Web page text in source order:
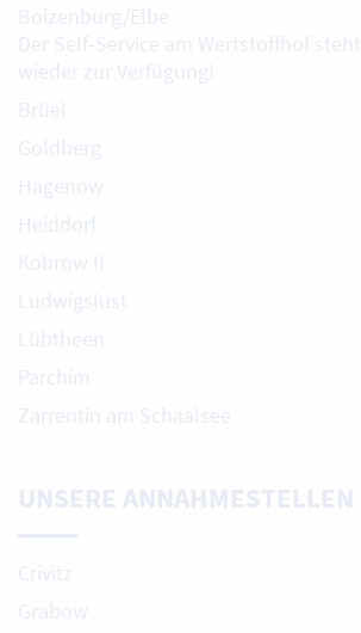
Boizenburg/Elbe
Der Self-Service am Wertstoffhof
wieder zur Verfügung!
Brüel
Goldberg
Hagenow
Heiddorf
Kobrow II
Ludwigslust
Lübtheen
Parchim
Zarrentin am Schaalsee
UNSERE ANNAHMESTELLEN
Crivitz
Grabow